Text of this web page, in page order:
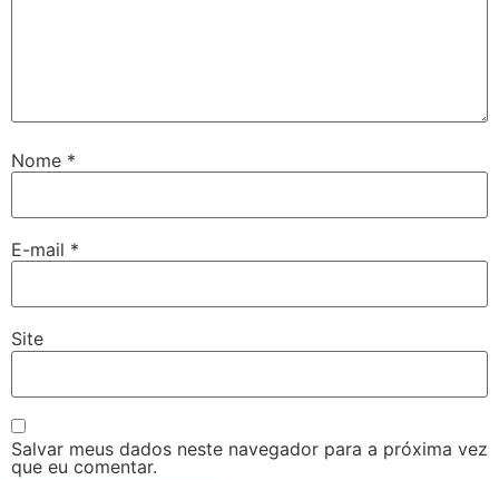
Nome *
E-mail *
Site
Salvar meus dados neste navegador para a próxima vez
que eu comentar.